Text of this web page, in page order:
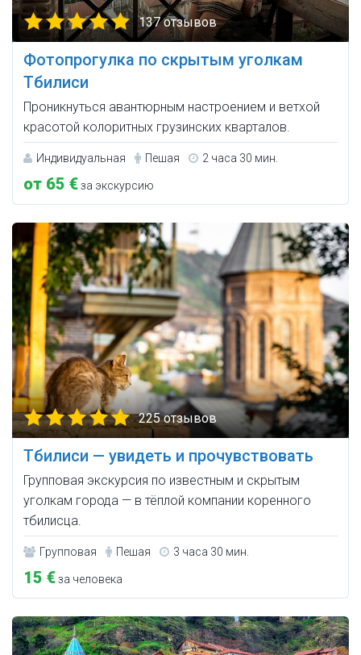
137 отзывов
Фотопрогулка по скрытым уголкам
Тбилиси
Проникнуться авантюрным настроением и ветхой
красотой колоритных грузинских кварталов.
Индивидуальная Пешая 2 часа 30 мин.
от 65 €за экскурсию
225 отзывов
Тбилиси — увидеть и прочувствовать
Групповая экскурсия по известным и скрытым
уголкам города — в тёплой компании коренного
тбилисца.
Групповая Пешая 3 часа 30 мин.
15 €за человека